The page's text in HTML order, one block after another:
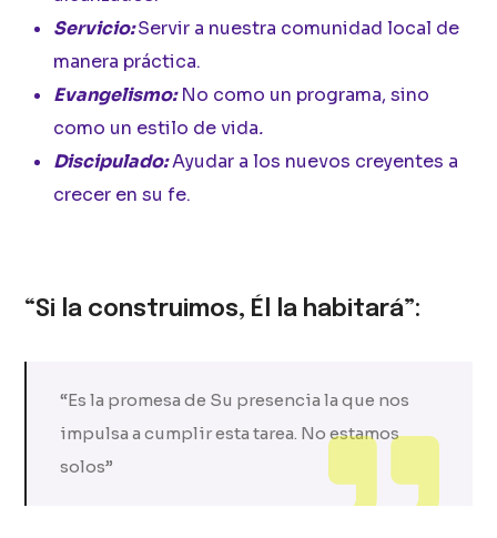
Servicio:Servir a nuestra comunidad local de
manera práctica.
Evangelismo:No como un programa, sino
como un estilo de vida.
Discipulado:Ayudar a los nuevos creyentes a
crecer en su fe.
“Si la construimos, Él la habitará”:
“Es la promesa de Su presencia la que nos
impulsa a cumplir esta tarea. No estamos
solos”